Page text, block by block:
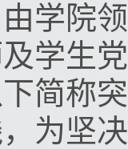
学院
学生
简称
为坚